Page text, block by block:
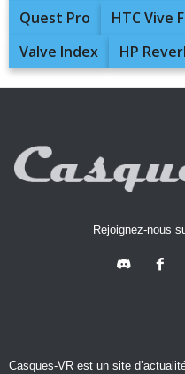
Quest Pro
HTC Vive
Valve Index
HP
Rejoignez-nous
Casques-VR est un site